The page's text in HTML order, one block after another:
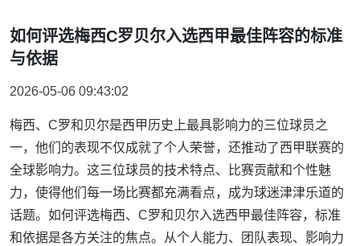
如何评选梅西C罗贝尔入选西甲最佳阵容的标准
与依据
2026-05-06 09:43:02
梅西、C罗和贝尔是西甲历史上最具影响力的三位球员之
一，他们的表现不仅成就了个人荣誉，还推动了西甲联赛的
全球影响力。这三位球员的技术特点、比赛贡献和个性魅
力，使得他们每一场比赛都充满看点，成为球迷津津乐道的
话题。如何评选梅西、C罗和贝尔入选西甲最佳阵容，标准
和依据是各方关注的焦点。从个人能力、团队表现、影响力